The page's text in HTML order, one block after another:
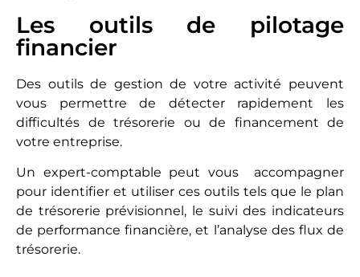
Les outils de pilotage
financier
Des outils de gestion de votre activité peuvent
vous permettre de détecter rapidement les
difficultés de trésorerie ou de financement de
votre entreprise.
Un expert-comptable peut vous accompagner
pour identifier et utiliser ces outils tels que le plan
de trésorerie prévisionnel, le suivi des indicateurs
de performance financière, et l’analyse des flux de
trésorerie.